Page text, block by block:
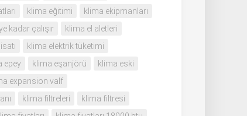
klima eğitimi
klima ekipmanları
kadar çalışır
klima el aletleri
klima elektrik tüketimi
epey klima eşanjörü
klima eski
expansion valf
klima filtreleri
klima filtresi